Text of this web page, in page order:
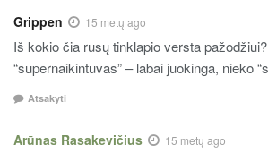
Grippen 15 metų ago
Iš kokio čia rusų tinklapio versta
“supernaikintuvas” – labai juokinga, nieko
Atsakyti
Arūnas Rasakevičius 15 metų ago